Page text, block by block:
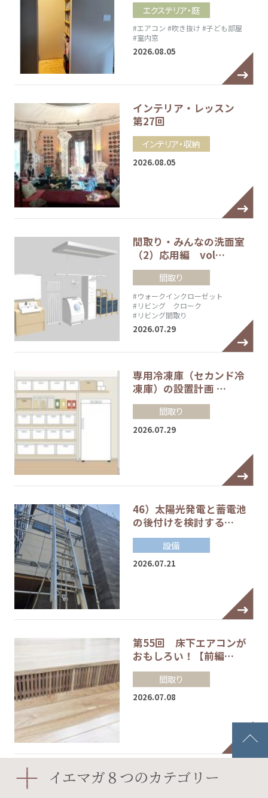
エクステリア・庭
#エアコン #吹き抜け #子ども部屋
#室内窓
2026.08.05
インテリア・レッスン
第27回
インテリア・収納
2026.08.05
間取り・みんなの洗面室
（2）応用編 vol…
間取り
#ウォークインクローゼット
#リビング クローク
#リビング間取り
2026.07.29
専用冷凍庫（セカンド冷
凍庫）の設置計画 …
間取り
2026.07.29
46）太陽光発電と蓄電池
の後付けを検討する…
設備
2026.07.21
第55回 床下エアコンが
おもしろい！【前編…
間取り
2026.07.08
サンゲツ【後編】／住ま
イエマガ８つのカテゴリー